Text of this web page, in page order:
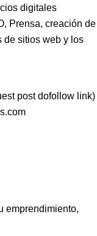
digitales
Prensa, creación de
de sitios web y los
post dofollow link)
emprendimiento,